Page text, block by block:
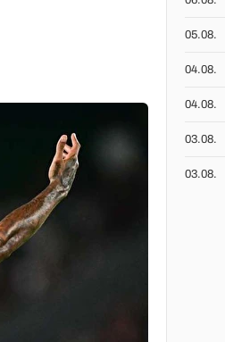
05.08.
04.08.
04.08.
03.08.
03.08.